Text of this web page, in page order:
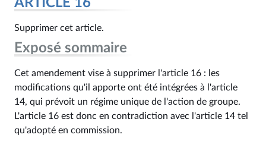
ARTICLE 16
Supprimer cet article.
Exposé sommaire
Cet amendement vise à supprimer l'article 16 : les
modifications qu'il apporte ont été intégrées à l'article
14, qui prévoit un régime unique de l'action de groupe.
L'article 16 est donc en contradiction avec l'article 14 tel
qu'adopté en commission.